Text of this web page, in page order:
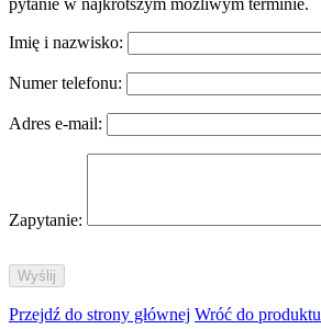
Imię i nazwisko:
Numer telefonu:
Adres e-mail:
Zapytanie:
Przejdź do strony głównej Wróć do produktu